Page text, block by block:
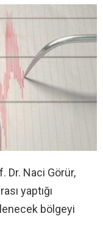
Dr. Naci Görür,
yaptığı
bölgeyi